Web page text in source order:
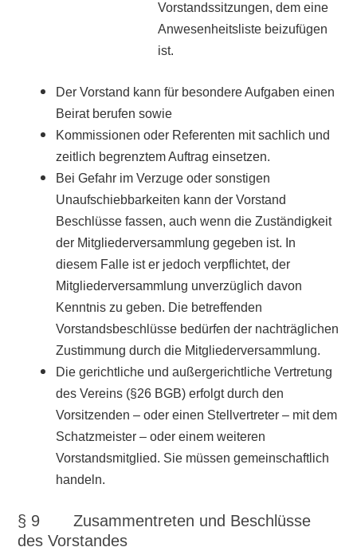
Vorstandssitzungen, dem eine
Anwesenheitsliste beizufügen
ist.
Der Vorstand kann für besondere Aufgaben einen
Beirat berufen sowie
Kommissionen oder Referenten mit sachlich und
zeitlich begrenztem Auftrag einsetzen.
Bei Gefahr im Verzuge oder sonstigen
Unaufschiebbarkeiten kann der Vorstand
Beschlüsse fassen, auch wenn die Zuständigkeit
der Mitgliederversammlung gegeben ist. In
diesem Falle ist er jedoch verpflichtet, der
Mitgliederversammlung unverzüglich davon
Kenntnis zu geben. Die betreffenden
Vorstandsbeschlüsse bedürfen der nachträglichen
Zustimmung durch die Mitgliederversammlung.
Die gerichtliche und außergerichtliche Vertretung
des Vereins (§26 BGB) erfolgt durch den
Vorsitzenden – oder einen Stellvertreter – mit dem
Schatzmeister – oder einem weiteren
Vorstandsmitglied. Sie müssen gemeinschaftlich
handeln.
§ 9 Zusammentreten und Beschlüsse
des Vorstandes